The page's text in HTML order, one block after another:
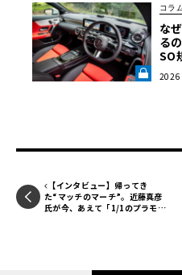
コラ
な
る
SO
NT
2026
【インタビュー】帰ってき
た“マッチのマーチ”。近藤真彦
氏が今、あえて「1/1のプラモデ